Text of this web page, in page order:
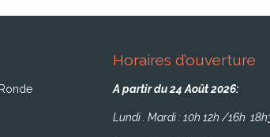
Horaires d’ouverture
A partir du 24 Août 2026:
Lundi . Mardi : 10h 12h /16h